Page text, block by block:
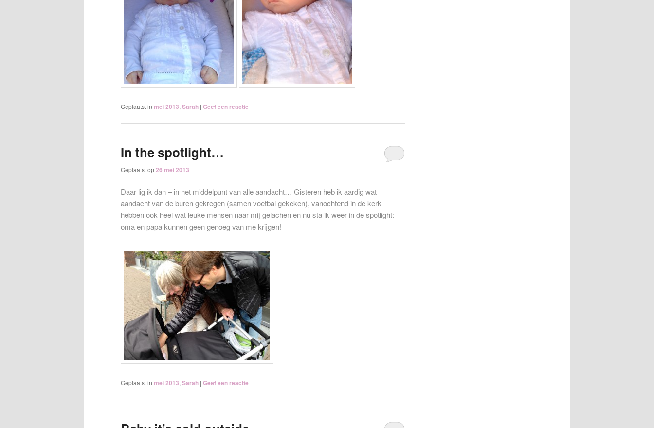
Geplaatst in mei 2013, Sarah | Geef een reactie
In the spotlight…
Geplaatst op26 mei 2013
Daar lig ik dan – in het middelpunt van alle aandacht… Gisteren heb ik aardig wat
aandacht van de buren gekregen (samen voetbal gekeken), vanochtend in de kerk
hebben ook heel wat leuke mensen naar mij gelachen en nu sta ik weer in de spotlight:
oma en papa kunnen geen genoeg van me krijgen!
Geplaatst in mei 2013, Sarah | Geef een reactie